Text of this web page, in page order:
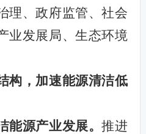
理、政府监管、社会
业发展局、生态环境
构，加速能源清洁低
能源产业发展。推进